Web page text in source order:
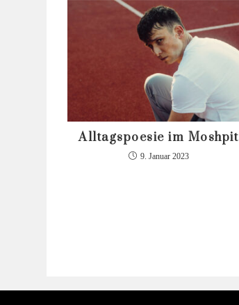
Alltagspoesie im Moshpit
9. Januar 2023